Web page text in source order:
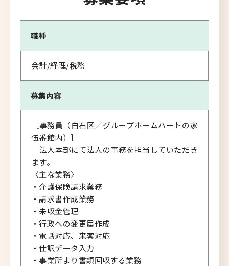
企業担当者の方へ
職種
会計/経理/税務
募集内容
［事務員（白石区／グループホームハートの家
伍番館内）］
法人本部にて法人の事務を担当していただき
ます。
〈主な業務〉
・介護保険請求業務
・請求書作成業務
・未収金管理
・行政への変更届作成
・電話対応、来客対応
・仕訳データ入力
・事業所より書類回収する業務